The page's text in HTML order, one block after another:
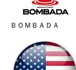
ＢＯＭＢＡＤＡ